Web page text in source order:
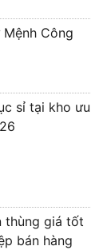
Mệnh Công
sỉ tại kho ưu
thùng giá tốt
bán hàng